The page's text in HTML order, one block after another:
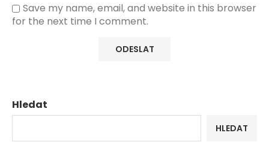
Save my name, email, and website in this browser
for the next time I comment.
Hledat
HLEDAT